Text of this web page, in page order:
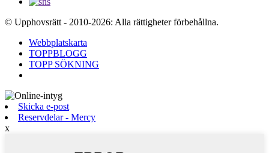
© Upphovsrätt - 2010-2026: Alla rättigheter förbehållna.
Webbplatskarta
TOPPBLOGG
TOPP SÖKNING
Skicka e-post
Reservdelar - Mercy
x